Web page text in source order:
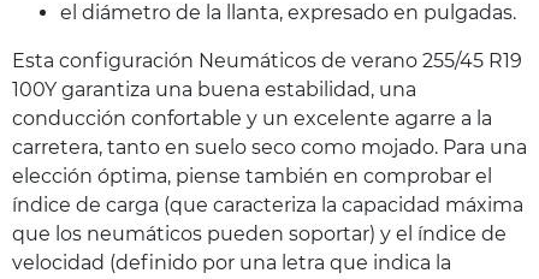
el diámetro de la llanta, expresado en pulgadas.
Esta configuración Neumáticos de verano 255/45 R19
100Y garantiza una buena estabilidad, una
conducción confortable y un excelente agarre a la
carretera, tanto en suelo seco como mojado. Para una
elección óptima, piense también en comprobar el
índice de carga (que caracteriza la capacidad máxima
que los neumáticos pueden soportar) y el índice de
velocidad (definido por una letra que indica la